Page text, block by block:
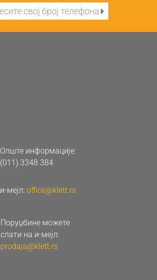
Опште информације:
(011) 3348 384
и-мејл: office@klett.rs
Поруџбине можете
слати на и-мејл:
prodaja@klett.rs